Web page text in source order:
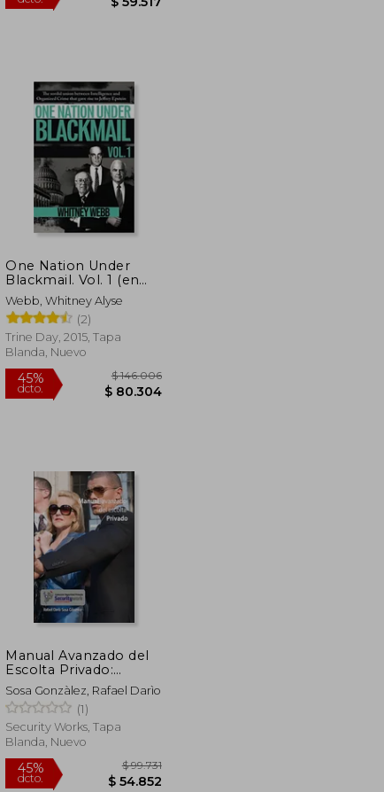
$ 184.966
$ 101.731
45%
dcto.
$ 65.335
One Nation Under
Blackmail. Vol. 1 (en
Inglés)
Webb, Whitney Alyse
(2)
Trine Day, 2015, Tapa
Blanda, Nuevo
45%
Manual Avanzado del
Escolta Privado:
Manual del Escolta
Avanzado
Sosa Gonzàlez, Rafael Darìo
(1)
Security Works, Tapa
Blanda, Nuevo